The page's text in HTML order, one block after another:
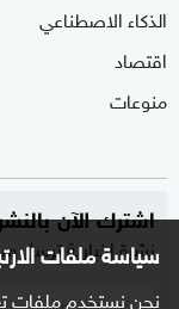
سياسة ملفات
نحن نستخدم ملفات
الذكاء الاصطناعي
اقتصاد
منوعات
اشترك الآن
نشرة إخبارية ترسل